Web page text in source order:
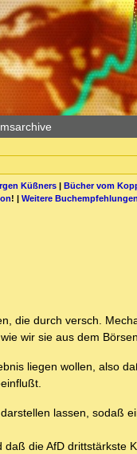
Küßners| Bücher vom
! | Weitere Buchempfehlungen
die durch versch.
wir sie aus dem
liegen wollen, also
lassen, sodaß
die AfD drittstärkste